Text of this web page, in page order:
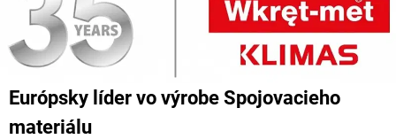
Európsky líder vo výrobe Spojovacieho
materiálu